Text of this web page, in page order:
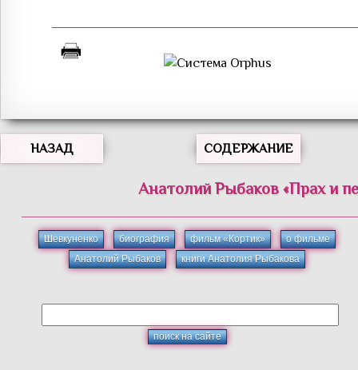
НАЗАД СОДЕРЖАНИЕ
Анатолий Рыбаков«Прах и
Шевкуненко биография фильм «Кортик»
о фильме
Анатолий Рыбаков
книги Анатолия Рыбакова